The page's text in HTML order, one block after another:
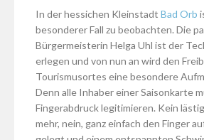
In der hessichen Kleinstadt Bad Orb
besonderer Fall zu beobachten. Die
Bürgermeisterin Helga Uhl ist der
erlegen und von nun an wird den
Tourismusortes eine besondere
Denn alle Inhaber einer Saisonkarte
Fingerabdruck legitimieren. Kein
mehr, nein, ganz einfach den Finger